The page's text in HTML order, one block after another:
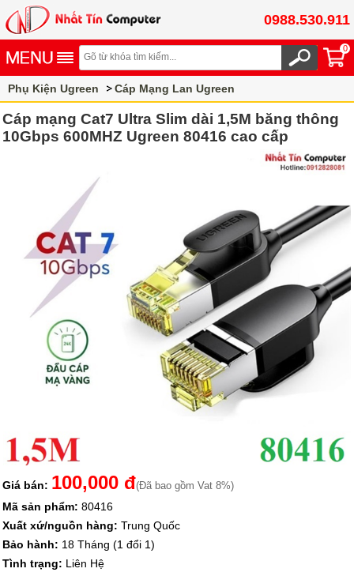
0988.530.911
0
Phụ Kiện Ugreen
Cáp Mạng Lan Ugreen
Cáp mạng Cat7 Ugreen
Cáp mạng Cat7 Ultra Slim dài 1,5M băng thông
10Gbps 600MHZ Ugreen 80416 cao cấp
Giá bán: 100,000 đ(Đã bao gồm Vat 8%)
Mã sản phẩm: 80416
Xuất xứ/nguồn hàng: Trung Quốc
Bảo hành: 18 Tháng (1 đổi 1)
Tình trạng: Liên Hệ